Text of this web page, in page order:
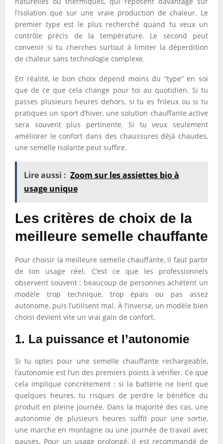
l’isolation que sur une vraie production de chaleur. Le
premier type est le plus recherché quand tu veux un
contrôle précis de la température. Le second peut
convenir si tu cherches surtout à limiter la déperdition
de chaleur sans technologie complexe.
En réalité, le bon choix dépend moins du “type” en soi
que de ce que cela change pour toi au quotidien. Si tu
passes plusieurs heures dehors, si tu es frileux ou si tu
pratiques un sport d’hiver, une solution chauffante active
sera souvent plus pertinente. Si tu veux seulement
améliorer le confort dans des chaussures déjà chaudes,
une semelle isolante peut suffire.
Lire aussi : Zoom sur les assiettes bio à
usage unique
Les critères de choix de la
meilleure semelle chauffante
Pour choisir la meilleure semelle chauffante, il faut partir
de ton usage réel. C’est ce que les professionnels
observent souvent : beaucoup de personnes achètent un
modèle trop technique, trop épais ou pas assez
autonome, puis l’utilisent mal. À l’inverse, un modèle bien
choisi devient vite un vrai gain de confort.
1. La puissance et l’autonomie
Si tu optes pour une semelle chauffante rechargeable,
l’autonomie est l’un des premiers points à vérifier. Ce que
cela implique concrètement : si la batterie ne tient que
quelques heures, tu risques de perdre le bénéfice du
produit en pleine journée. Dans la majorité des cas, une
autonomie de plusieurs heures suffit pour une sortie,
une marche en montagne ou une journée de travail avec
pauses. Pour un usage prolongé, il est recommandé de